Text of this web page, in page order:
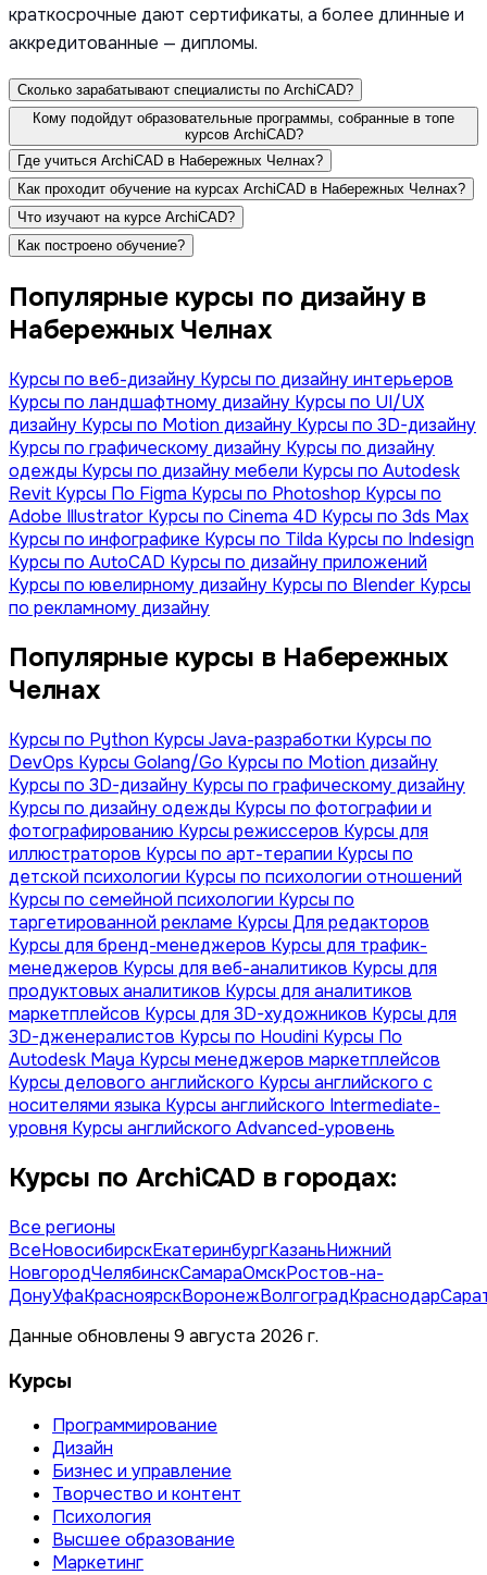
краткосрочные дают сертификаты, а более длинные и
аккредитованные — дипломы.
Сколько зарабатывают специалисты по ArchiCAD?
Кому подойдут образовательные программы, собранные в топе
курсов ArchiCAD?
Где учиться ArchiCAD в Набережных Челнах?
Как проходит обучение на курсах ArchiCAD в Набережных Челнах?
Что изучают на курсе ArchiCAD?
Как построено обучение?
Популярные курсы по дизайну в
Набережных Челнах
Курсы по веб-дизайну Курсы по дизайну интерьеров
Курсы по ландшафтному дизайну Курсы по UI/UX
дизайну Курсы по Motion дизайну Курсы по 3D-дизайну
Курсы по графическому дизайну Курсы по дизайну
одежды Курсы по дизайну мебели Курсы по Autodesk
Revit Курсы По Figma Курсы по Photoshop Курсы по
Adobe Illustrator Курсы по Сinema 4D Курсы по 3ds Max
Курсы по инфографике Курсы по Tilda Курсы по Indesign
Курсы по AutoCAD Курсы по дизайну приложений
Курсы по ювелирному дизайну Курсы по Blender Курсы
по рекламному дизайну
Популярные курсы в Набережных
Челнах
Курсы по Python Курсы Java-разработки Курсы по
DevOps Курсы Golang/Go Курсы по Motion дизайну
Курсы по 3D-дизайну Курсы по графическому дизайну
Курсы по дизайну одежды Курсы по фотографии и
фотографированию Курсы режиссеров Курсы для
иллюстраторов Курсы по арт-терапии Курсы по
детской психологии Курсы по психологии отношений
Курсы по семейной психологии Курсы по
таргетированной рекламе Курсы Для редакторов
Курсы для бренд-менеджеров Курсы для трафик-
менеджеров Курсы для веб-аналитиков Курсы для
продуктовых аналитиков Курсы для аналитиков
маркетплейсов Курсы для 3D-художников Курсы для
3D-дженералистов Курсы по Houdini Курсы По
Autodesk Maya Курсы менеджеров маркетплейсов
Курсы делового английского Курсы английского с
носителями языка Курсы английского Intermediate-
уровня Курсы английского Advanced-уровень
Курсы по ArchiCAD в городах:
Все регионы
ВсеНовосибирскЕкатеринбургКазаньНижний
НовгородЧелябинскСамараОмскРостов-на-
ДонуУфаКрасноярскВоронежВолгоградКраснодар
Данные обновлены 9 августа 2026 г.
Курсы
Программирование
Дизайн
Бизнес и управление
Творчество и контент
Психология
Высшее образование
Маркетинг